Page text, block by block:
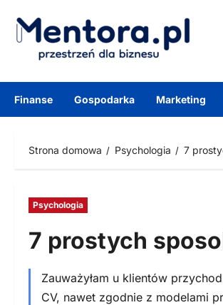
treści
Finanse Gospodarka Marketing
Strona domowa Psychologia 7
Psychologia
7 prostych
Zauważyłam u klientów
CV, nawet zgodnie z modelami